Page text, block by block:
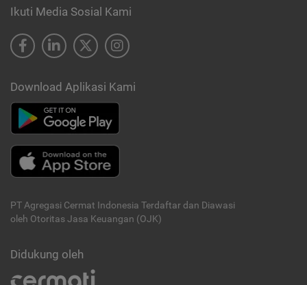
Ikuti Media Sosial Kami
Download Aplikasi Kami
PT Agregasi Cermat Indonesia Terdaftar dan Diawasi
oleh Otoritas Jasa Keuangan (OJK)
Didukung oleh